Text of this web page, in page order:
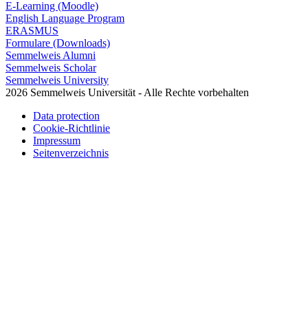
E-Learning (Moodle)
English Language Program
ERASMUS
Formulare (Downloads)
Semmelweis Alumni
Semmelweis Scholar
Semmelweis University
2026 Semmelweis Universität - Alle Rechte vorbehalten
Data protection
Cookie-Richtlinie
Impressum
Seitenverzeichnis